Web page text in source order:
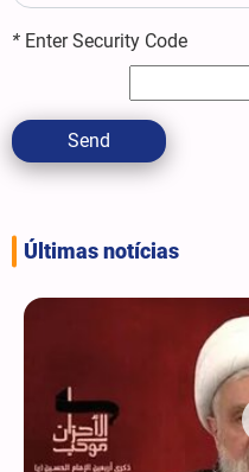
* Enter Security Code
Send
Últimas notícias